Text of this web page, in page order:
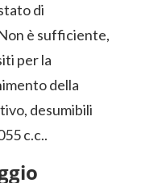
di
è sufficiente,
per la
della
desumibili
c.c..